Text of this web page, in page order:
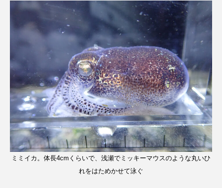
ミミイカ。体長4cmくらいで、浅瀬でミッキーマウスのような丸いひ
れをはためかせて泳ぐ